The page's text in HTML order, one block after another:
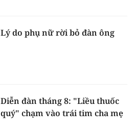
Lý do phụ nữ rời bỏ đàn ông
Diễn đàn tháng 8: "Liều thuốc
quý" chạm vào trái tim cha mẹ